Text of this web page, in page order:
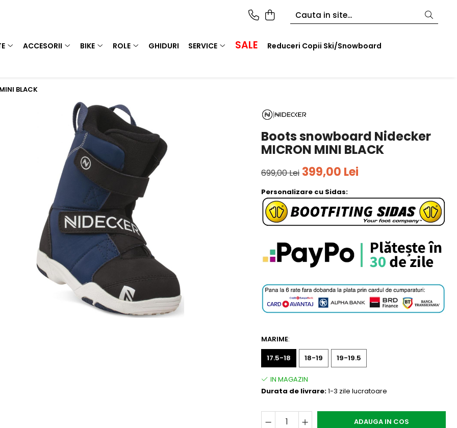
ACCESORII BIKE ROLE GHIDURI SERVICE SALE Reduceri Copii Ski/Snowboard
BLACK
Boots snowboard Nidecker
MICRON MINI BLACK
699,00 Lei 399,00 Lei
Personalizare cu Sidas:
MARIME:
17.5-18
18-19 19-19.5
Durata de livrare:1-3 zile lucratoare
ADAUGA IN COS